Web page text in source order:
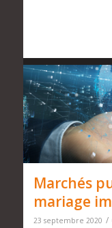
Marchés
mariage
23 septembre 2020 /